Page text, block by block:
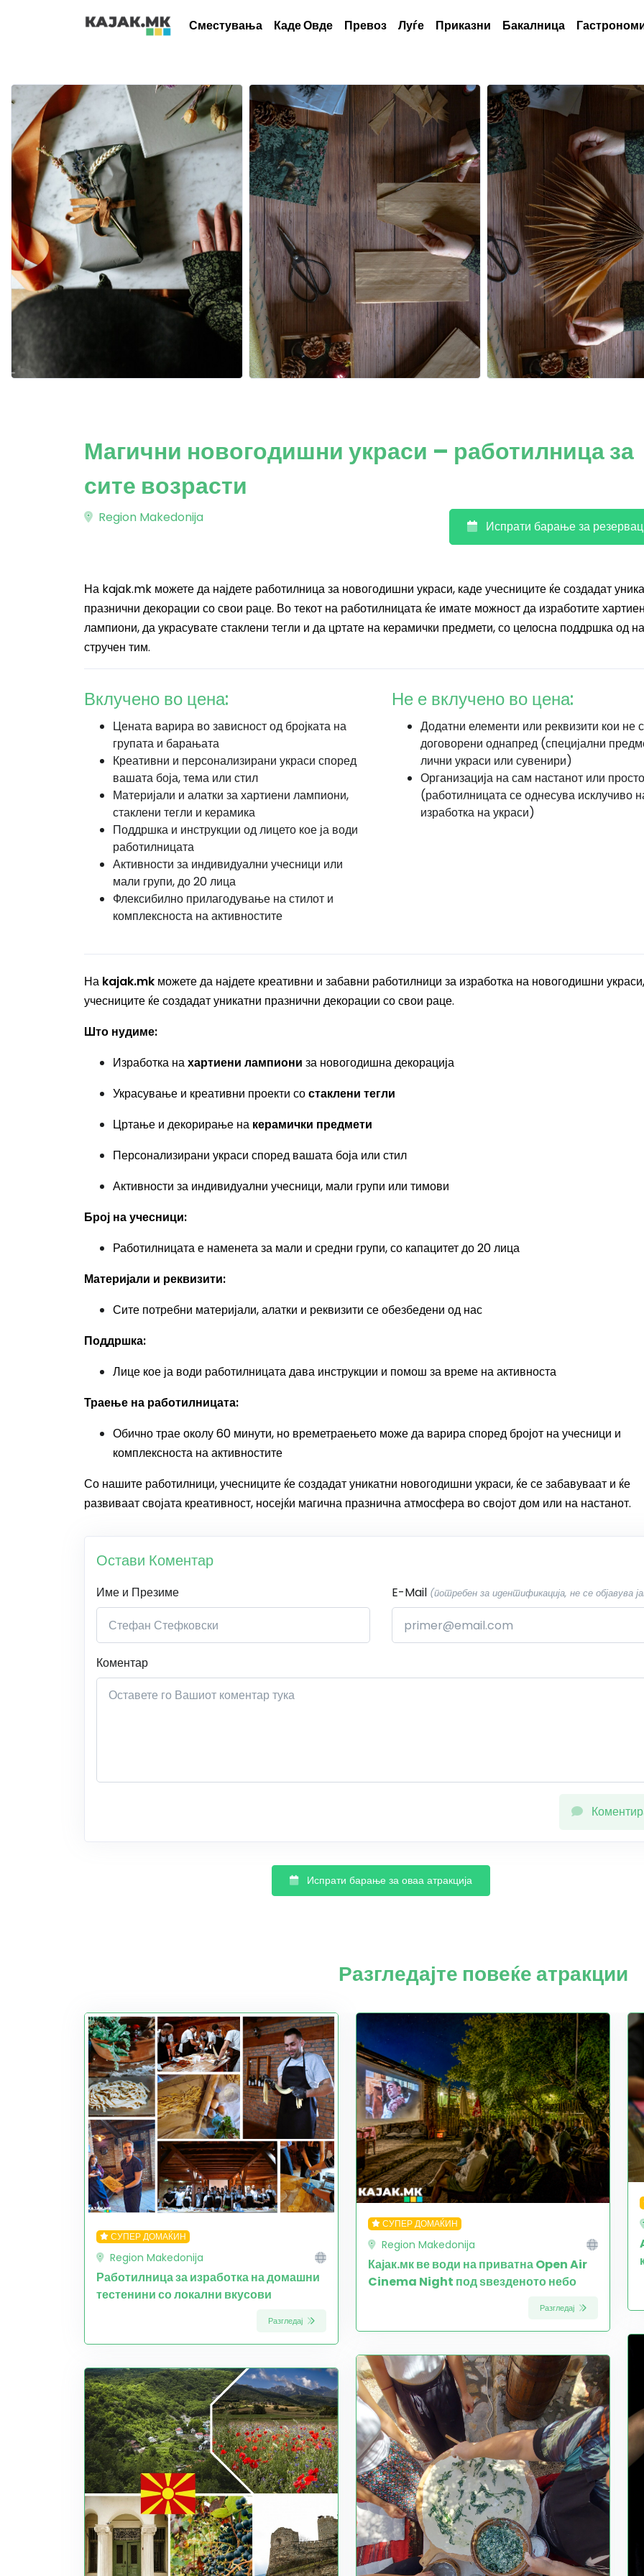
Сместувања Каде Овде Превоз Луѓе Приказни Бакалница
Магични новогодишни украси – работилница за
сите возрасти
Region Makedonija
Испрати барање за
На kajak.mk можете да најдете работилница за новогодишни украси, каде учесниците ќе создадат
празнични декорации со свои раце. Во текот на работилницата ќе имате можност да изработите
лампиони, да украсувате стаклени тегли и да цртате на керамички предмети, со целосна поддршка од
стручен тим.
Вклучено во цена:
Цената варира во зависност од бројката на
групата и барањата
Креативни и персонализирани украси според
вашата боја, тема или стил
Материјали и алатки за хартиени лампиони,
стаклени тегли и керамика
Поддршка и инструкции од лицето кое ја води
работилницата
Активности за индивидуални учесници или
мали групи, до 20 лица
Флексибилно прилагодување на стилот и
комплексноста на активностите
Не е вклучено во цена:
Додатни елементи или реквизити кои не
договорени однапред (специјални
лични украси или сувенири)
Организација на сам настанот или
(работилницата се однесува исклучиво
изработка на украси)
На kajak.mk можете да најдете креативни и забавни работилници за изработка на новогодишни
учесниците ќе создадат уникатни празнични декорации со свои раце.
Што нудиме:
Изработка нахартиени лампиони за новогодишна декорација
Украсување и креативни проекти состаклени тегли
Цртање и декорирање на керамички предмети
Персонализирани украси според вашата боја или стил
Активности за индивидуални учесници, мали групи или тимови
Број на учесници:
Работилницата е наменета за мали и средни групи, со капацитет до 20 лица
Материјали и реквизити:
Сите потребни материјали, алатки и реквизити се обезбедени од нас
Поддршка:
Лице кое ја води работилницата дава инструкции и помош за време на активноста
Траење на работилницата:
Обично трае околу 60 минути, но времетраењето може да варира според бројот на учесници и
комплексноста на активностите
Со нашите работилници, учесниците ќе создадат уникатни новогодишни украси, ќе се забавуваат и ќе
развиваат својата креативност, носејќи магична празнична атмосфера во својот дом или на настанот.
Остави Коментар
Име и Презиме E-Mail (потребен за идентификација, не се објавува
Коментар
Испрати барање за оваа атракција
Разгледајте повеќе атракции
СУПЕР ДОМАЌИН
Region Makedonija
Работилница за изработка на домашни
тестенини со локални вкусови
Разгледај
СУПЕР ДОМАЌИН
Region Makedonija
Кајак.мк ве води на приватна Open Air
Cinema Night под ѕвезденото небо
Разгледај